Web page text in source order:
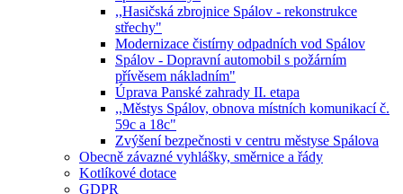
,,Hasičská zbrojnice Spálov - rekonstrukce
střechy"
Modernizace čistírny odpadních vod Spálov
Spálov - Dopravní automobil s požárním
přívěsem nákladním"
Úprava Panské zahrady II. etapa
,,Městys Spálov, obnova místních komunikací č.
59c a 18c"
Zvýšení bezpečnosti v centru městyse Spálova
Obecně závazné vyhlášky, směrnice a řády
Kotlíkové dotace
GDPR